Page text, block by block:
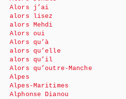
Alors j’ai
alors lisez
alors Mehdi
Alors oui
Alors qu’à
alors qu’elle
alors qu’il
Alors qu’outre-Manche
Alpes
Alpes-Maritimes
Alphonse Dianou